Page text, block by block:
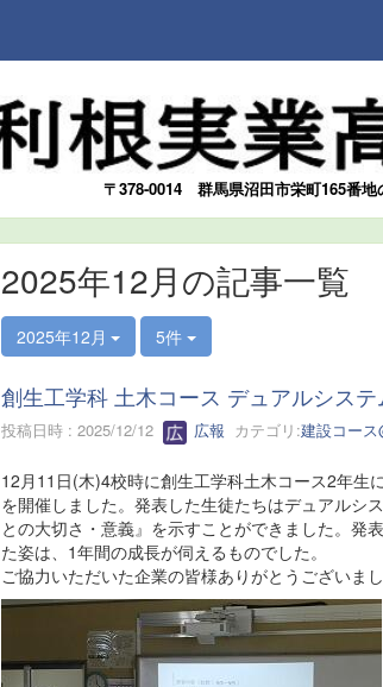
〒378-0014 群馬県沼田市栄町165番地
2025年12月の記事一覧
2025年12月 5件
創生工学科 土木コース デュアルシス
投稿日時 : 2025/12/12 広報 カテゴリ:建設コー
12月11日(木)4校時に創生工学科土木コース2年生
を開催しました。発表した生徒たちはデュアルシ
との大切さ・意義』を示すことができました。発
た姿は、1年間の成長が伺えるものでした。
ご協力いただいた企業の皆様ありがとうございまし